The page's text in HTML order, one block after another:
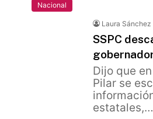
Nacional
Laura Sánchez
SSPC
Dijo que
Pilar se
estatales,…